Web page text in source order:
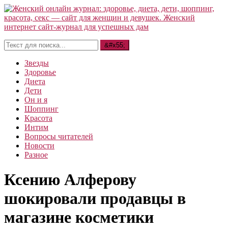
Звезды
Здоровье
Диета
Дети
Он и я
Шоппинг
Красота
Интим
Вопросы читателей
Новости
Разное
Ксению Алферову
шокировали продавцы в
магазине косметики